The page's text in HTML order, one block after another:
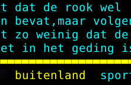
dat de rook
bevat,maar
zo weinig dat
in het
  buitenland